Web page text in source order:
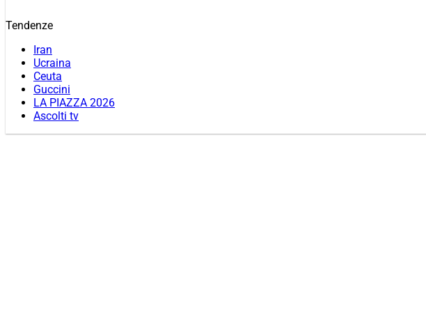
Tendenze
Iran
Ucraina
Ceuta
Guccini
LA PIAZZA 2026
Ascolti tv